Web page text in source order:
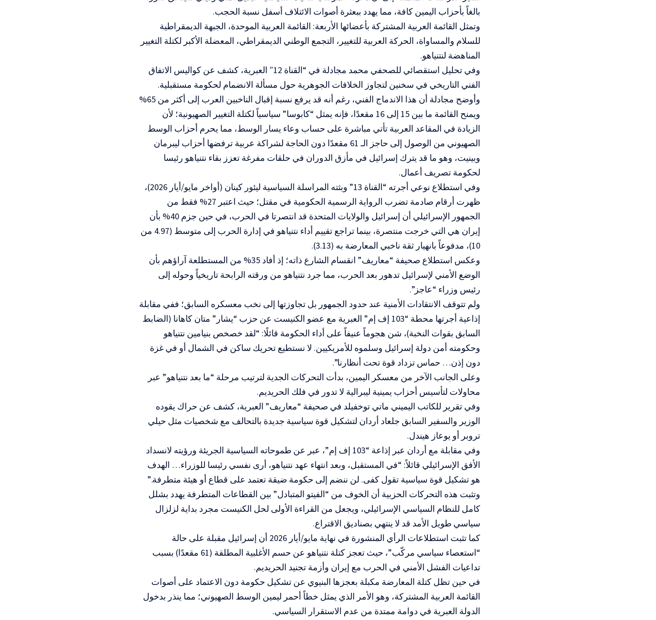
بالغاً بأحزاب اليمين كافة، مما يهدد ببعثرة أصوات الائتلاف أسفل نسبة الحجب.
وتمثل القائمة العربية المشتركة بأعضائها الأربعة: القائمة العربية الموحدة، الجبهة الديمقراطية
للسلام والمساواة، الحركة العربية للتغيير، التجمع الوطني الديمقراطي، المعضلة الأكبر لكتلة التغيير
المناهضة لنتنياهو.
وفي تحليل استقصائي للصحفي محمد مجادلة في “القناة 12″ العبرية، كشف عن كواليس الاتفاق
الفني التاريخي في سخنين لتجاوز الخلافات الجوهرية حول مسألة الانضمام لحكومة مستقبلية.
وأوضح مجادلة أن هذا الاندماج الفني، رغم أنه قد يرفع نسبة إقبال الناخبين العرب إلى أكثر من 65%
ويمنح القائمة ما بين 15 إلى 16 مقعدًا، فإنه يمثل “كابوسا” سياسياً لكتلة التغيير الصهيونية؛ لأن
الزيادة في المقاعد العربية تأتي مباشرة على حساب وعاء يسار الوسط، مما يحرم أحزاب الوسط
الصهيوني من الوصول إلى حاجز الـ 61 مقعدًا دون الحاجة لشراكة عربية ترفضها أحزاب ليبرمان
وبينيت، وهو ما قد يترك إسرائيل في مأزق الدوران في حلقات مفرغة تعزز بقاء نتنياهو رئيسا
لحكومة تصريف أعمال.
وفي استطلاع نوعي أجرته “القناة 13” وبثته المراسلة السياسية ليئور كينان (أواخر مايو/أيار 2026)،
ظهرت أرقام صادمة تضرب الرواية الرسمية الحكومية في مقتل؛ حيث اعتبر 27% فقط من
الجمهور الإسرائيلي أن إسرائيل والولايات المتحدة قد انتصرتا في الحرب، في حين جزم 40% بأن
إيران هي التي خرجت منتصرة، بينما تراجع تقييم أداء نتنياهو في إدارة الحرب إلى متوسط (4.97 من
10)، مدفوعاً بانهيار ثقة ناخبي المعارضة به (3.13).
وعكس استطلاع صحيفة “معاريف” انقسام الشارع ذاته؛ إذ أفاد 35% من المستطلعة آراؤهم بأن
الوضع الأمني لإسرائيل تدهور بعد الحرب، مما جرد نتنياهو من ورقته الرابحة تاريخياً وحوله إلى
رئيس وزراء “عاجز”.
ولم تتوقف الانتقادات الأمنية عند حدود الجمهور بل تجاوزتها إلى نخب معسكره السابق؛ ففي مقابلة
إذاعية أجرتها محطة “103 إف إم” العبرية مع عضو الكنيست عن حزب “يشار” متان كاهانا (الضابط
السابق بقوات النخبة)، شن هجوماً عنيفاً على أداء الحكومة قائلًا: “لقد خصخص بنيامين نتنياهو
وحكومته أمن دولة إسرائيل وسلموه للأمريكيين. لا نستطيع تحريك ساكن في الشمال أو في غزة
دون إذن… حماس تزداد قوة تحت أنظارنا”.
وعلى الجانب الآخر من معسكر اليمين، بدأت التحركات الجدية لترتيب مرحلة “ما بعد نتنياهو” عبر
محاولات لتأسيس أحزاب يمينية ليبرالية لا تدور في فلك الحريديم.
وفي تقرير للكاتب اليميني ماتي توخفيلد في صحيفة “معاريف” العبرية، كشف عن حراك يقوده
الوزير والسفير السابق جلعاد أردان لتشكيل قوة سياسية جديدة بالتحالف مع شخصيات مثل حيلي
تروبر أو يوعاز هيندل.
وفي مقابلة مع أردان عبر إذاعة “103 إف إم”، عبر عن طموحاته السياسية الجريئة ورؤيته لانسداد
الأفق الإسرائيلي قائلاً: “في المستقبل، وبعد انتهاء عهد نتنياهو، أرى نفسي رئيسا للوزراء… الهدف
هو تشكيل قوة سياسية تقول كفى. لن ننضم إلى حكومة ضيقة تعتمد على قطاع أو هيئة متطرفة.”
وتثبت هذه التحركات الحزبية أن الخوف من “الفيتو المتبادل” بين القطاعات المتطرفة يهدد بشلل
كامل للنظام السياسي الإسرائيلي، ويجعل من القراءة الأولى لحل الكنيست مجرد بداية لزلزال
سياسي طويل الأمد قد لا ينتهي بصناديق الاقتراع.
كما تثبت استطلاعات الرأي المنشورة في نهاية مايو/أيار 2026 أن إسرائيل مقبلة على حالة
“استعصاء سياسي مركّب”، حيث تعجز كتلة نتنياهو عن حسم الأغلبية المطلقة (61 مقعدًا) بسبب
تداعيات الفشل الأمني في الحرب مع إيران وأزمة تجنيد الحريديم.
في حين تظل كتلة المعارضة مكبلة بعجزها البنيوي عن تشكيل حكومة دون الاعتماد على أصوات
القائمة العربية المشتركة، وهو الأمر الذي يمثل خطاً أحمر ليمين الوسط الصهيوني؛ مما ينذر بدخول
الدولة العبرية في دوامة ممتدة من عدم الاستقرار السياسي.